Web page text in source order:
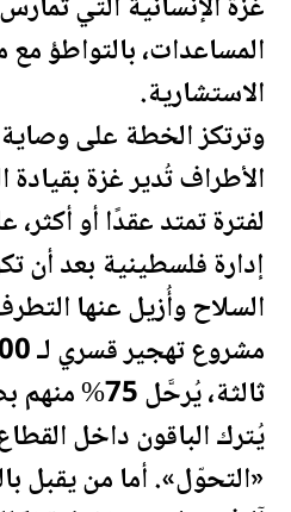
المساعدات، بالتواطؤ
الاستشارية.
وترتكز الخطة على
الأطراف تُدير غزة بقيادة
لفترة تمتد عقدًا أو
إدارةفلسطينية بعد أن
السلاح وأُزيل عنها
ثالثة، يُرحَّل
يُترك الباقون داخل
«التحوّل». أما من يقبل ب